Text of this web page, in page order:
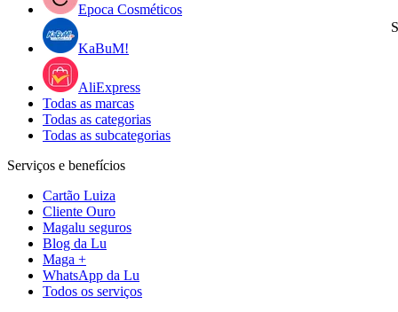
Epoca Cosméticos
KaBuM!
AliExpress
Todas as marcas
Todas as categorias
Todas as subcategorias
Serviços e benefícios
Cartão Luiza
Cliente Ouro
Magalu seguros
Blog da Lu
Maga +
WhatsApp da Lu
Todos os serviços